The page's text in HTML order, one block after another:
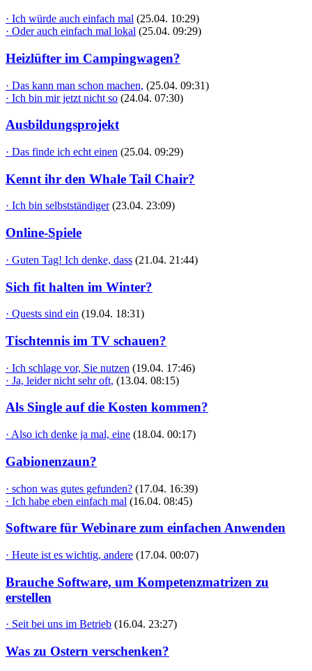
· Ich würde auch einfach mal (25.04. 10:29)
· Oder auch einfach mal lokal (25.04. 09:29)
Heizlüfter im Campingwagen?
· Das kann man schon machen, (25.04. 09:31)
· Ich bin mir jetzt nicht so (24.04. 07:30)
Ausbildungsprojekt
· Das finde ich echt einen (25.04. 09:29)
Kennt ihr den Whale Tail Chair?
· Ich bin selbstständiger (23.04. 23:09)
Online-Spiele
· Guten Tag! Ich denke, dass (21.04. 21:44)
Sich fit halten im Winter?
· Quests sind ein (19.04. 18:31)
Tischtennis im TV schauen?
· Ich schlage vor, Sie nutzen (19.04. 17:46)
· Ja, leider nicht sehr oft, (13.04. 08:15)
Als Single auf die Kosten kommen?
· Also ich denke ja mal, eine (18.04. 00:17)
Gabionenzaun?
· schon was gutes gefunden? (17.04. 16:39)
· Ich habe eben einfach mal (16.04. 08:45)
Software für Webinare zum einfachen Anwenden
· Heute ist es wichtig, andere (17.04. 00:07)
Brauche Software, um Kompetenzmatrizen zu
erstellen
· Seit bei uns im Betrieb (16.04. 23:27)
Was zu Ostern verschenken?